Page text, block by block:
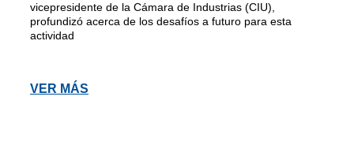
vicepresidente de la Cámara de Industrias (CIU),
profundizó acerca de los desafíos a futuro para esta
actividad
VER MÁS